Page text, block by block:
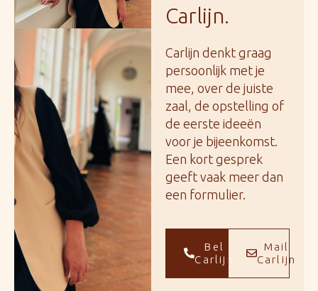
Carlijn.
Carlijn denkt graag
persoonlijk met je
mee, over de juiste
zaal, de opstelling of
de eerste ideeën
voor je bijeenkomst.
Een kort gesprek
geeft vaak meer dan
een formulier.
Bel
Carlijn
Mail
Carlijn